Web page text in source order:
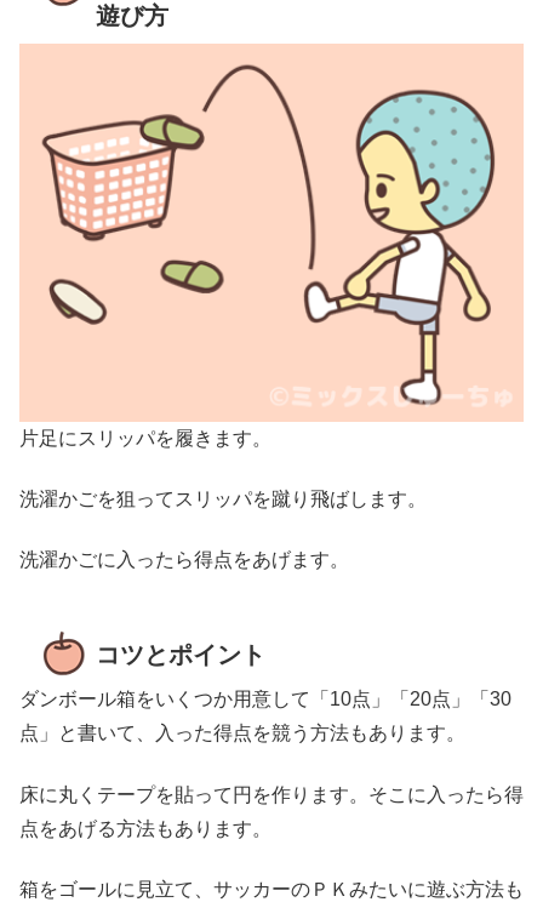
遊び方
片足にスリッパを履きます。
洗濯かごを狙ってスリッパを蹴り飛ばします。
洗濯かごに入ったら得点をあげます。
コツとポイント
ダンボール箱をいくつか用意して「10点」「20点」「30
点」と書いて、入った得点を競う方法もあります。
床に丸くテープを貼って円を作ります。そこに入ったら得
点をあげる方法もあります。
箱をゴールに見立て、サッカーのＰＫみたいに遊ぶ方法も